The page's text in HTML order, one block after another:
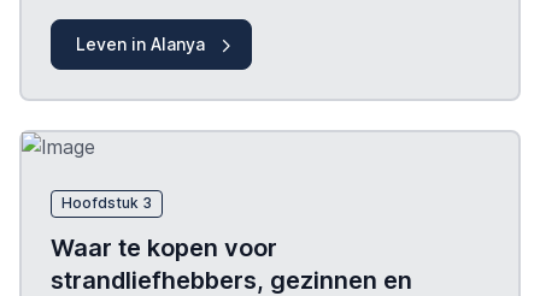
Leven in Alanya
Hoofdstuk 3
Waar te kopen voor
strandliefhebbers, gezinnen en